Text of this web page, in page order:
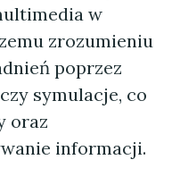
w
zrozumieniu
poprzez
symulacje, co
oraz
informacji.